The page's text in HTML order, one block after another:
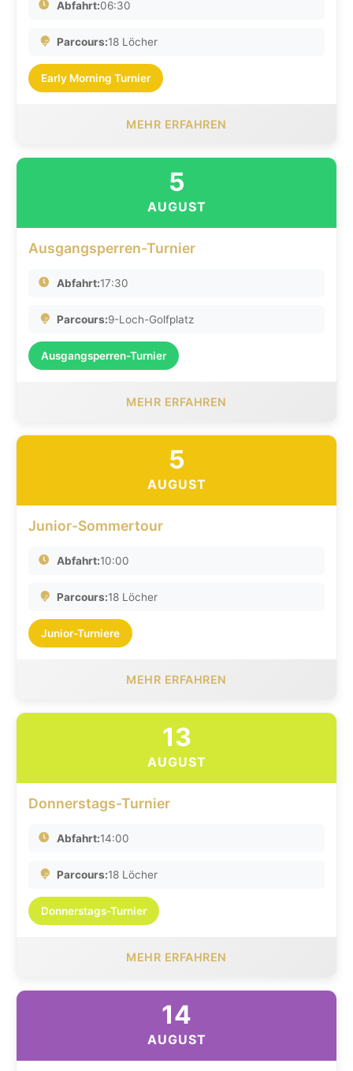
Abfahrt:06:30
Parcours:18 Löcher
Early Morning Turnier
MEHR ERFAHREN
5
AUGUST
Ausgangsperren-Turnier
Abfahrt:17:30
Parcours:9-Loch-Golfplatz
Ausgangsperren-Turnier
MEHR ERFAHREN
5
AUGUST
Junior-Sommertour
Abfahrt:10:00
Parcours:18 Löcher
Junior-Turniere
MEHR ERFAHREN
13
AUGUST
Donnerstags-Turnier
Abfahrt:14:00
Parcours:18 Löcher
Donnerstags-Turnier
MEHR ERFAHREN
14
AUGUST